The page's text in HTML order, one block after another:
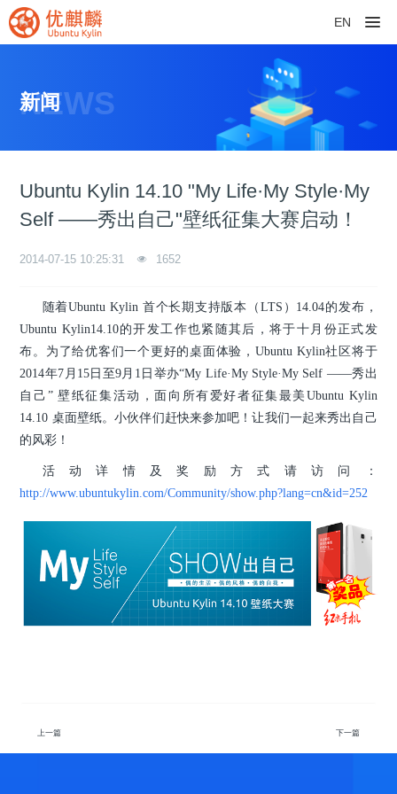
EN
NEWS
新闻
Ubuntu Kylin 14.10 "My Life·My Style·My
Self ——秀出自己"壁纸征集大赛启动！
2014-07-15 10:25:31 1652
随着Ubuntu Kylin 首个长期支持版本（LTS）14.04的发布，
Ubuntu Kylin14.10的开发工作也紧随其后，将于十月份正式发
布。为了给优客们一个更好的桌面体验，Ubuntu Kylin社区将于
2014年7月15日至9月1日举办“My Life·My Style·My Self ——秀出
自己” 壁纸征集活动，面向所有爱好者征集最美Ubuntu Kylin
14.10 桌面壁纸。小伙伴们赶快来参加吧！让我们一起来秀出自己
的风彩！
活动详情及奖励方式请访问：
http://www.ubuntukylin.com/Community/show.php?lang=cn&id=252
上一篇 下一篇